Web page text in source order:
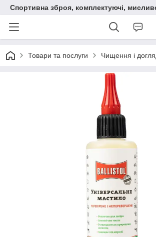
Спортивна зброя, комплектуючі,
Товари та послуги Чищення і